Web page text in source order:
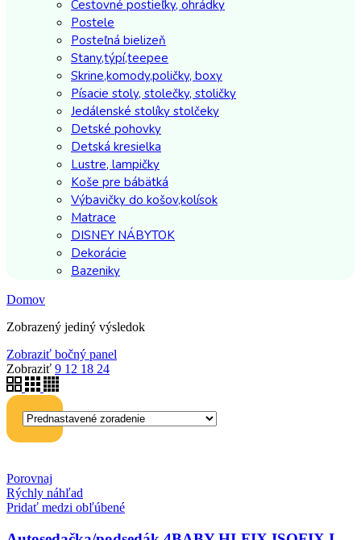
Cestovné postieľky, ohrádky
Postele
Posteľná bielizeň
Stany,týpí,teepee
Skrine,komody,poličky, boxy
Písacie stoly, stolečky, stoličky
Jedálenské stolíky stolčeky
Detské pohovky
Detská kresielka
Lustre, lampičky
Koše pre bábätká
Výbavičky do košov,kolísok
Matrace
DISNEY NÁBYTOK
Dekorácie
Bazeniky
Domov
Zobrazený jediný výsledok
Zobraziť bočný panel
Zobraziť 9 12 18 24
Porovnaj
Rýchly náhľad
Pridať medzi obľúbené